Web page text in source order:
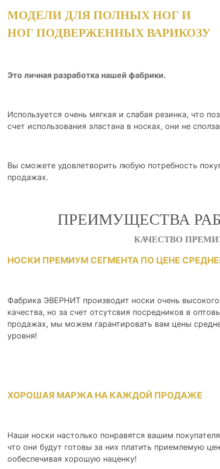
МОДЕЛИ ДЛЯ ПОЛНЫХ НОГ И
НОГ ПОДВЕРЖЕННЫХ ВАРИКОЗУ
Это личная разработка нашей фабрики.
Используется очень мягкая и слабая резинка, что
счет использования эластана в носках, они не
Вы сможете удовлетворить любую потребность
продажах.
ПРЕИМУЩЕСТВА
КАЧЕСТВО
НОСКИ ПРЕМИУМ СЕГМЕНТА ПО ЦЕНЕ
Фабрика ЭВЕРНИТ производит носки очень высокого
качества, но за счет отсутсвия посредников в
продажах, мы можем гарантировать вам цены
уровня!
ХОРОШАЯ МАРЖА НА КАЖДОЙ ПРОДАЖЕ
Наши носки настолько понравятся вашим
что они будут готовы за них платить приемлемую
ообеспечивая хорошую наценку!